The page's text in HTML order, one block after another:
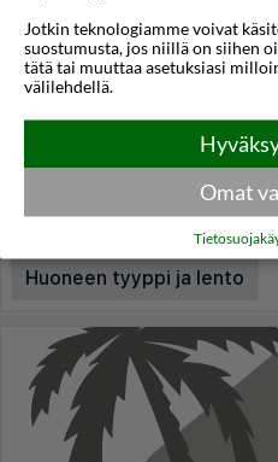
Corali
Tigaki, Kos,Kreikka
Kos
09:40
Huoneen tyyppi ja lento
Jotkin teknologiamme voivat
suostumusta, jos niillä on siihen
tätä tai muuttaa asetuksiasi
välilehdellä.
Omat